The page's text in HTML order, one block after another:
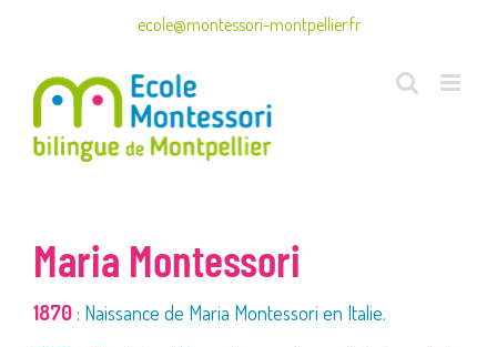
ecole@montessori-montpellier.fr
Maria Montessori
1870 : Naissance de Maria Montessori en Italie.